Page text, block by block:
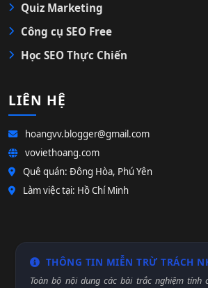
Quiz Marketing
Công cụ SEO Free
Học SEO Thực Chiến
LIÊN HỆ
hoangvv.blogger@gmail.com
voviethoang.com
Quê quán: Đông Hòa, Phú Yên
Làm việc tại: Hồ Chí Minh
THÔNG TIN MIỄN TRỪ TRÁCH
Toàn bộ nội dung các bài trắc nghiệm tính